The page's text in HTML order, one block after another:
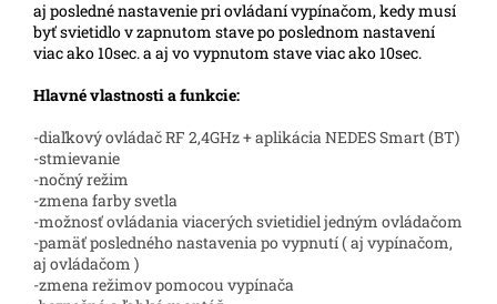
aj posledné nastavenie pri ovládaní vypínačom, kedy musí
byť svietidlo v zapnutom stave po poslednom nastavení
viac ako 10sec. a aj vo vypnutom stave viac ako 10sec.
Hlavné vlastnosti a funkcie:
-diaľkový ovládač RF 2,4GHz + aplikácia NEDES Smart (BT)
-stmievanie
-nočný režim
-zmena farby svetla
-možnosť ovládania viacerých svietidiel jedným ovládačom
-pamäť posledného nastavenia po vypnutí ( aj vypínačom,
aj ovládačom )
-zmena režimov pomocou vypínača